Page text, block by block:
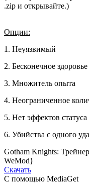
.zip и открывайте.)
Опции:
1. Неуязвимый
2. Бесконечное здоровье
3. Множитель опыта
4. Неограниченное
5. Нет эффектов статуса
6. Убийства с одного
Gotham Knights:
WeMod}
Скачать
С помощью MediaGet